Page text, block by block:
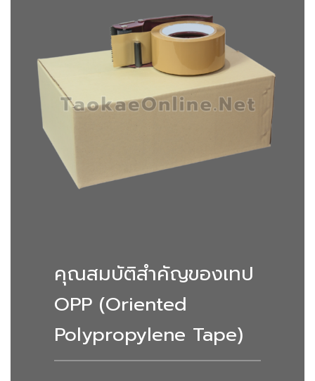
คุณสมบัติสำคัญของเทป
OPP (Oriented
Polypropylene Tape)